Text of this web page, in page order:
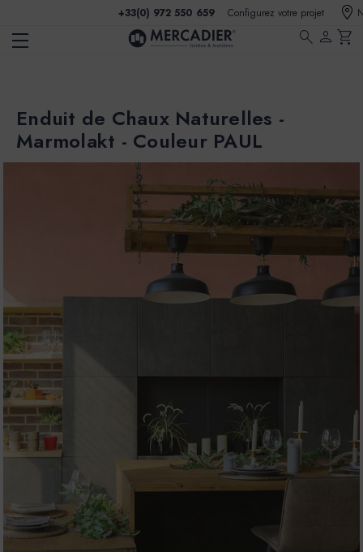
+33(0) 972 550 659 Configurez votre projet
search person shopping_cart
Enduit de Chaux Naturelles -
Marmolakt - Couleur PAUL